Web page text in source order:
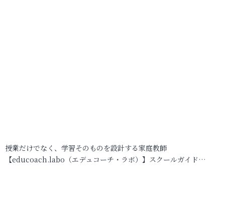
授業だけでなく、学習そのものを設計する家庭教師
【educoach.labo（エデュコーチ・ラボ）】スクールガイド…